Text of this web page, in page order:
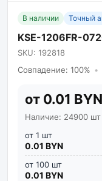
В наличии Точный
KSE-1206FR-
SKU: 192818
Совпадение: 100% •
от 0.01 BYN
Наличие: 24900 шт
от 1 шт
0.01 BYN
от 100 шт
0.01 BYN